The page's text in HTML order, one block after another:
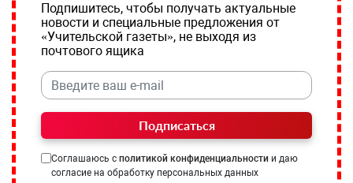
Подпишитесь, чтобы получать актуальные
новости и специальные предложения от
«Учительской газеты», не выходя из
почтового ящика
Подписаться
Соглашаюсь с политикой конфиденциальности и даю
согласие на обработку персональных данных